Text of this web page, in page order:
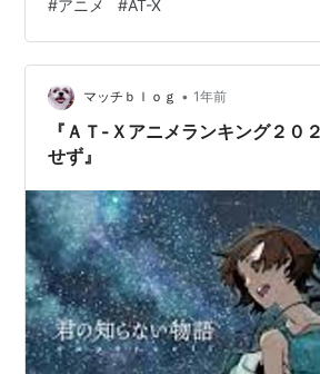
話切り＜ＡＴ-Ｘ／アニマックス／ＢＳ
×ＦＡＭＩＬＹ Ｓｅａｓｏｎ３』主演
歳）評価…〇安定の３期。＜ＡＴ-Ｘ
くんの普通の日々』主演；貫井柚佳（
切り『最後にひとつだけお願いして
か』主演；瀬戸麻沙美（３２歳…
#アニメ #AT-X
マッチｂｌｏｇ • 1年前
『ＡＴ-Ｘアニメランキング２０
せず』